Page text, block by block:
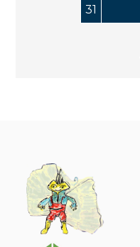
31